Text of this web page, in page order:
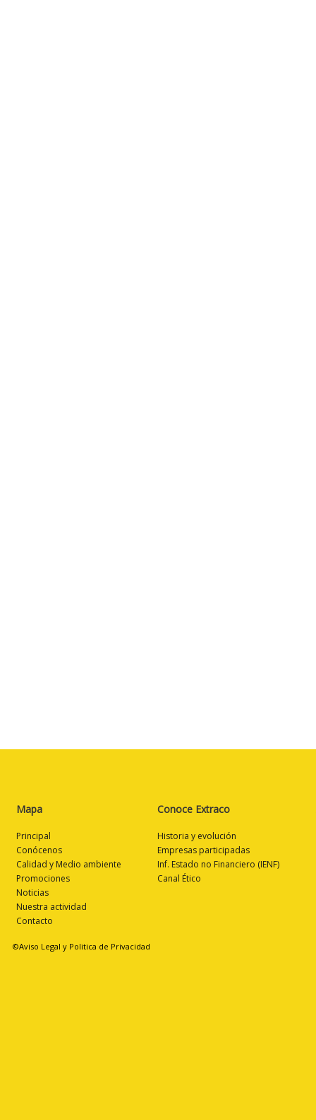
Mapa
Principal
Conócenos
Calidad y Medio ambiente
Promociones
Noticias
Nuestra actividad
Contacto
Conoce Extraco
Historia y evolución
Empresas participadas
Inf. Estado no Financiero (IENF)
Canal Ético
©Aviso Legal y Politica de Privacidad